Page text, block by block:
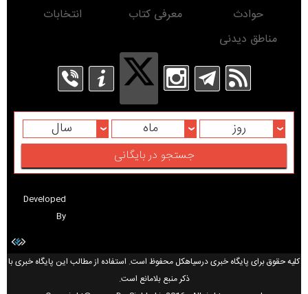
حوادث
معرفی کتاب
انتخابات
مناطق دیدنی
روز ماه سال
Developed
By
کلیه حقوق برای پایگاه خبری درسیاهکل محفوظ است. استفاده از مطالب این پایگاه خبری با
ذکر منبع بلامانع است.